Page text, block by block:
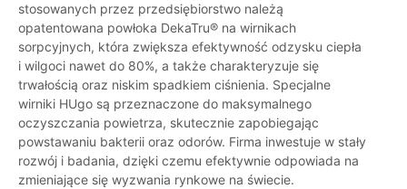
stosowanych przez przedsiębiorstwo należą
opatentowana powłoka DekaTru® na wirnikach
sorpcyjnych, która zwiększa efektywność odzysku ciepła
i wilgoci nawet do 80%, a także charakteryzuje się
trwałością oraz niskim spadkiem ciśnienia. Specjalne
wirniki HUgo są przeznaczone do maksymalnego
oczyszczania powietrza, skutecznie zapobiegając
powstawaniu bakterii oraz odorów. Firma inwestuje w stały
rozwój i badania, dzięki czemu efektywnie odpowiada na
zmieniające się wyzwania rynkowe na świecie.